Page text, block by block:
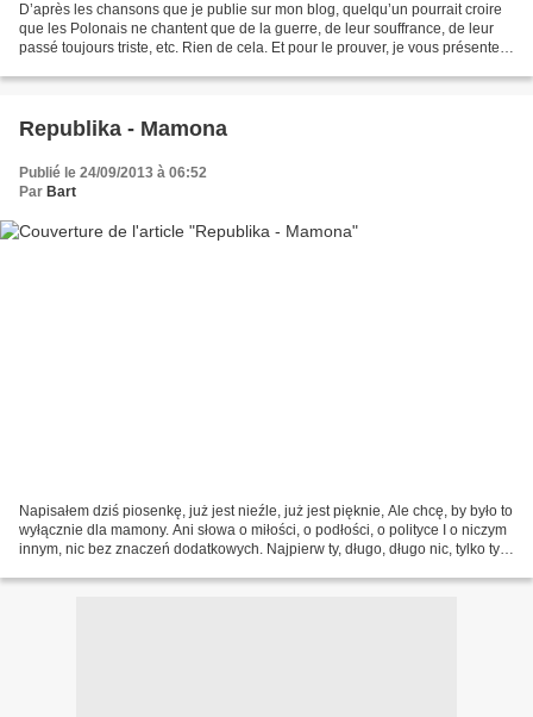
D’après les chansons que je publie sur mon blog, quelqu’un pourrait croire
que les Polonais ne chantent que de la guerre, de leur souffrance, de leur
passé toujours triste, etc. Rien de cela. Et pour le prouver, je vous présente
Republika - Mamona
Publié le 24/09/2013 à 06:52
Par Bart
Napisałem dziś piosenkę, już jest nieźle, już jest pięknie, Ale chcę, by było to
wyłącznie dla mamony. Ani słowa o miłości, o podłości, o polityce I o niczym
innym, nic bez znaczeń dodatkowych. Najpierw ty, długo, długo nic, tylko ty,